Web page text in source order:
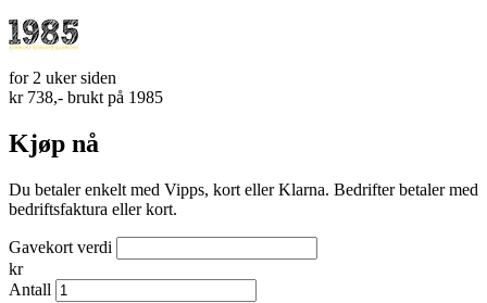
for 2 uker siden
kr 738,- brukt på 1985
Kjøp nå
Du betaler enkelt med Vipps, kort eller Klarna. Bedrifter betaler med
bedriftsfaktura eller kort.
Gavekort verdi
kr
Antall